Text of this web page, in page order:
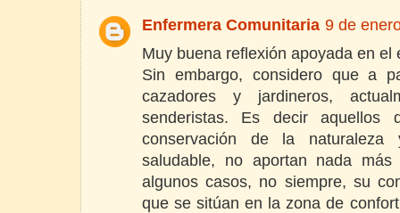
Enfermera Comunitaria 9 de
Muy buena reflexión apoyada en el
Sin embargo, considero que a
cazadores y jardineros,
senderistas. Es decir
conservación de la
saludable, no aportan nada
algunos casos, no siempre, su
que se sitúan en la zona de